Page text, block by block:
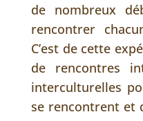
de nombreux
rencontrer
C’est de cette
de rencontres
interculturelles
se rencontrent et